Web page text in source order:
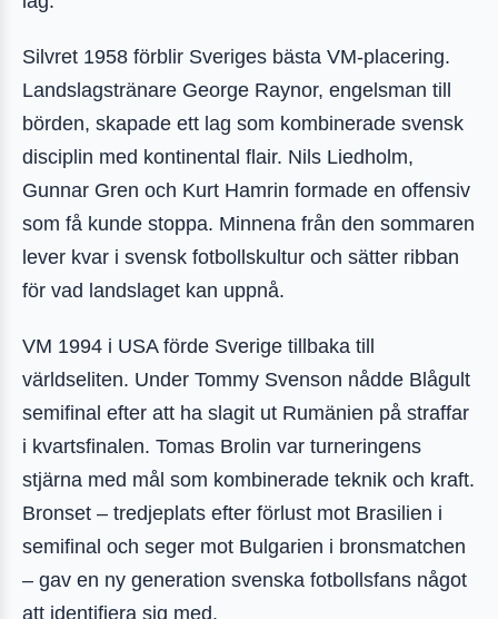
Silvret 1958 förblir Sveriges bästa VM-placering.
Landslagstränare George Raynor, engelsman till
börden, skapade ett lag som kombinerade svensk
disciplin med kontinental flair. Nils Liedholm,
Gunnar Gren och Kurt Hamrin formade en offensiv
som få kunde stoppa. Minnena från den sommaren
lever kvar i svensk fotbollskultur och sätter ribban
för vad landslaget kan uppnå.
VM 1994 i USA förde Sverige tillbaka till
världseliten. Under Tommy Svenson nådde Blågult
semifinal efter att ha slagit ut Rumänien på straffar
i kvartsfinalen. Tomas Brolin var turneringens
stjärna med mål som kombinerade teknik och kraft.
Bronset – tredjeplats efter förlust mot Brasilien i
semifinal och seger mot Bulgarien i bronsmatchen
– gav en ny generation svenska fotbollsfans något
att identifiera sig med.